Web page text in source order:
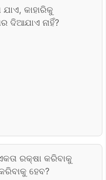
କାହାରିକୁ
ଦିଆଯାଏ ନାହିଁ?
ରକ୍ଷା କରିବାକୁ
ହେବ?